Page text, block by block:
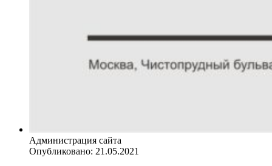
Администрация сайта
Опубликовано: 21.05.2021